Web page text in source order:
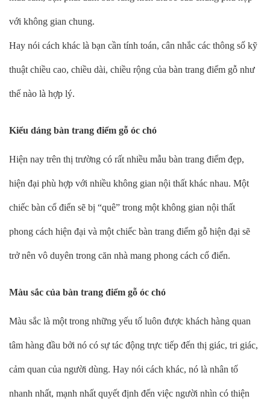
với không gian chung.
Hay nói cách khác là bạn cần tính toán, cân nhắc các thông số kỹ
thuật chiều cao, chiều dài, chiều rộng của bàn trang điểm gỗ như
thế nào là hợp lý.
Kiểu dáng bàn trang điểm gỗ óc chó
Hiện nay trên thị trường có rất nhiều mẫu bàn trang điểm đẹp,
hiện đại phù hợp với nhiều không gian nội thất khác nhau. Một
chiếc bàn cổ điển sẽ bị “quê” trong một không gian nội thất
phong cách hiện đại và một chiếc bàn trang điểm gỗ hiện đại sẽ
trở nên vô duyên trong căn nhà mang phong cách cổ điển.
Màu sắc của bàn trang điểm gỗ óc chó
Màu sắc là một trong những yếu tố luôn được khách hàng quan
tâm hàng đầu bởi nó có sự tác động trực tiếp đến thị giác, tri giác,
cảm quan của người dùng. Hay nói cách khác, nó là nhân tố
nhanh nhất, mạnh nhất quyết định đến việc người nhìn có thiện